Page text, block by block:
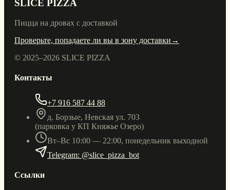
SLICE PIZZA
Пицца на дровах с доставкой
Проверьте, попадаете ли вы в зону доставки →
© 2025–2026 SLICE PIZZA
Контакты
+7 916 587 44 88
д. Борзые, Невская ул. 703
(парковка у КП Княжье Озеро)
Вт–Вс 10:00 — 22:00, понедельник выходной
Telegram: @slice_pizza_bot
Ссылки